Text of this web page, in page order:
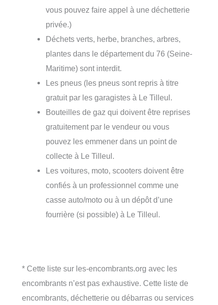
vous pouvez faire appel à une déchetterie
privée.)
Déchets verts, herbe, branches, arbres,
plantes dans le département du 76 (Seine-
Maritime) sont interdit.
Les pneus (les pneus sont repris à titre
gratuit par les garagistes à Le Tilleul.
Bouteilles de gaz qui doivent être reprises
gratuitement par le vendeur ou vous
pouvez les emmener dans un point de
collecte à Le Tilleul.
Les voitures, moto, scooters doivent être
confiés à un professionnel comme une
casse auto/moto ou à un dépôt d’une
fourrière (si possible) à Le Tilleul.
* Cette liste sur les-encombrants.org avec les
encombrants n’est pas exhaustive. Cette liste de
encombrants, déchetterie ou débarras ou services